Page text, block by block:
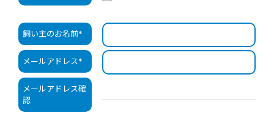
飼い主のお名前*
メールアドレス*
メールアドレス確
認